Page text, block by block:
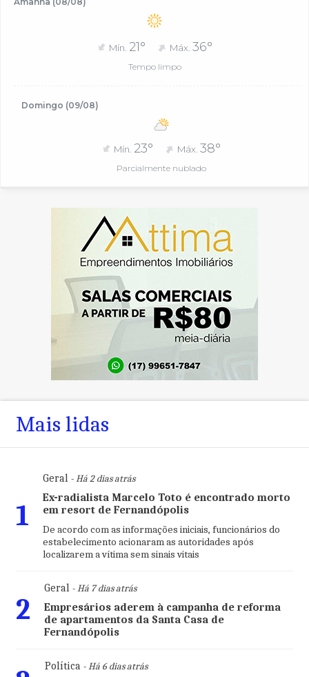
Mín. 21° Máx. 36°
Tempo limpo
Domingo (09/08)
Mín. 23° Máx.38°
Parcialmente nublado
Mais lidas
1
Geral- Há 2 dias atrás
Ex-radialista Marcelo Toto é encontrado morto
em resort de Fernandópolis
De acordo com as informações iniciais, funcionários do
estabelecimento acionaram as autoridades após
localizarem a vítima sem sinais vitais
2
Geral- Há 7 dias atrás
Empresários aderem à campanha de reforma
de apartamentos da Santa Casa de
Fernandópolis
Política- Há 6 dias atrás